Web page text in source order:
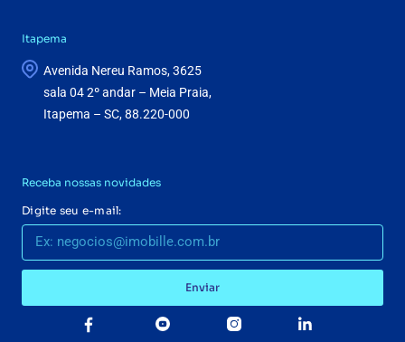
Itapema
Avenida Nereu Ramos, 3625
sala 04 2º andar – Meia Praia,
Itapema – SC, 88.220-000
Receba nossas novidades
Digite seu e-mail:
Enviar